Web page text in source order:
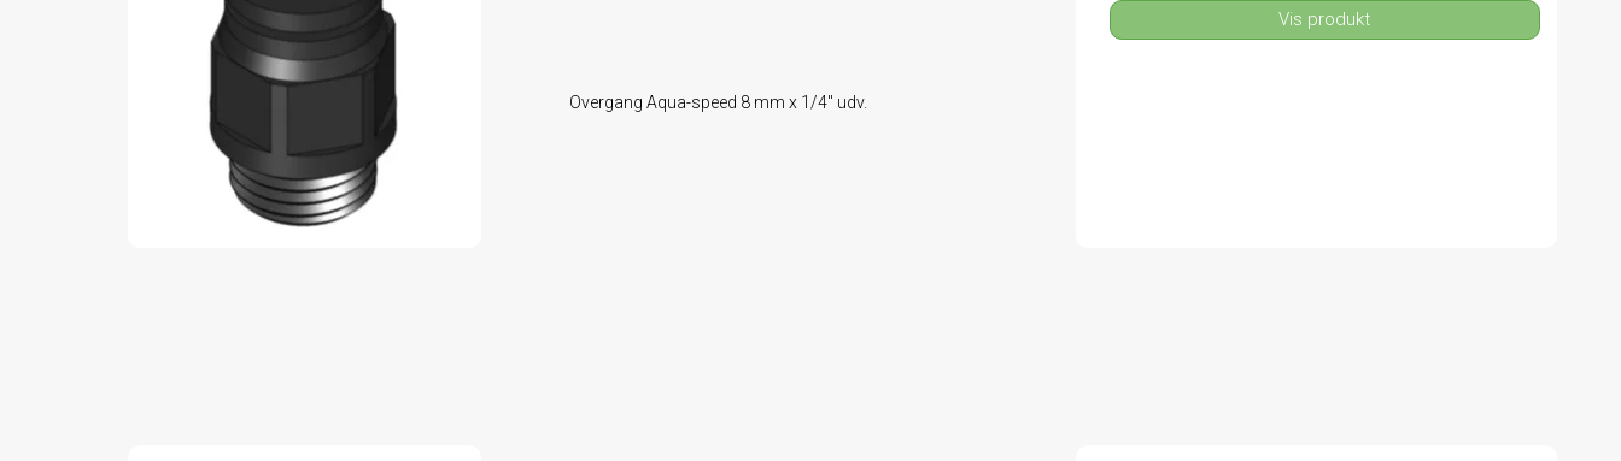
Overgang Aqua-speed 8 mm x 1/4" udv.
Vis produkt